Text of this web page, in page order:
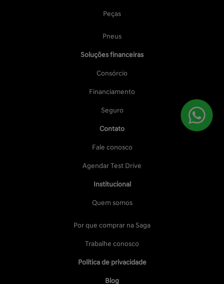
Peças
Pneus
Soluções financeiras
Consórcio
Financiamento
Seguro
Contato
Fale conosco
Agendar Test Drive
Institucional
Quem somos
Por que comprar na Saga
Trabalhe conosco
Política de privacidade
Blog